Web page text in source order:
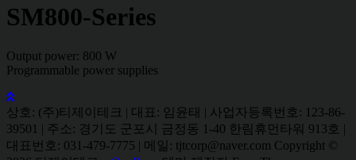
SM800-Series
Output power: 800 W
Programmable power supplies
상호: (주)티제이테크 | 대표: 임윤태 | 사업자등록번호: 123-86-
39501 | 주소: 경기도 군포시 금정동 1-40 한림휴먼타워 913호 |
대표번호: 031-479-7775 | 메일: tjtcorp@naver.com Copyright ©